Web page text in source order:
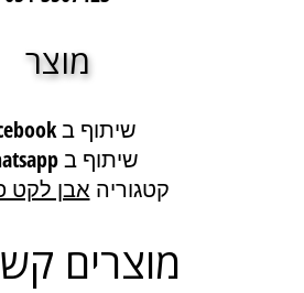
מוצר
שיתוף ב facebook
שיתוף ב whatsapp
קטגוריה אבן לקט
מוצרים